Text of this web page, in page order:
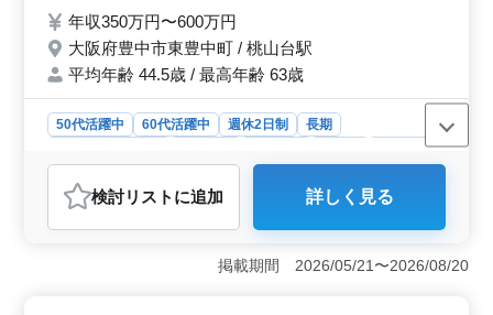
年収350万円〜600万円
大阪府豊中市東豊中町 / 桃山台駅
平均年齢 44.5歳 / 最高年齢 63歳
50代活躍中 60代活躍中 週休2日制
長期
契約社員
調理師・調理補助・スタッフ
おすすめポイント
＜無理なく働ける環境＞ 完全週休2日制に加え、年間休
日120日を確保しており、しっかり休みを取りながら働け
る環境です。残業は基本的になく、仕事とプライベート
検討リスト に追加 詳しく見る
掲載期間 2026/05/21〜2026/08/20